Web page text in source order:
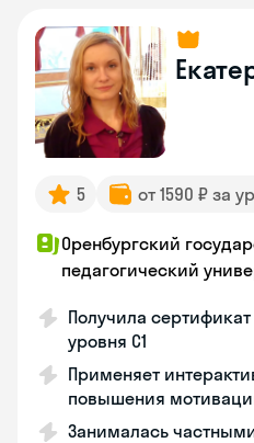
5 от 1590 ₽ за
Оренбургский
педагогический
Получила сертификат
уровня C1
Применяет
повышения
Занималась